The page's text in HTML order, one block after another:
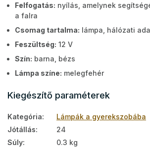
Felfogatás: nyílás, amelynek
a falra
Csomag tartalma: lámpa, hálózati
Feszültség: 12 V
Szín: barna, bézs
Lámpa színe: melegfehér
Kiegészítő paraméterek
Kategória:
Lámpák a gyerekszobába
Jótállás:
24
Súly: 0.3 kg